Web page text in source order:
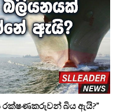
බිය ඇයි?”